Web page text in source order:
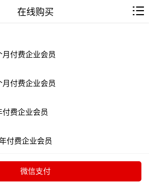
在线购买
付费企业会员
付费企业会员
费企业会员
付费企业会员